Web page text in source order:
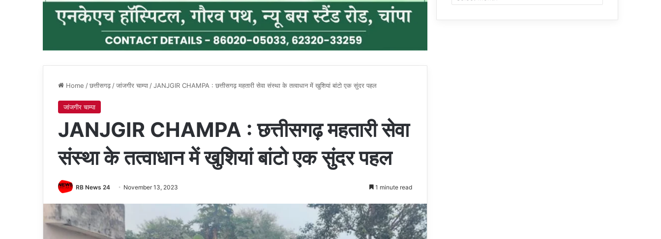
Home /छत्तीसगढ़ /जांजगीर चाम्पा /JANJGIR CHAMPA : छत्तीसगढ़ महतारी सेवा संस्था के तत्वाधान में खुशियां बांटो एक सुंदर पहल
जांजगीर चाम्पा
JANJGIR CHAMPA : छत्तीसगढ़ महतारी सेवा
संस्था के तत्वाधान में खुशियां बांटो एक सुंदर पहल
RB News 24 November 13, 2023 1 minute read